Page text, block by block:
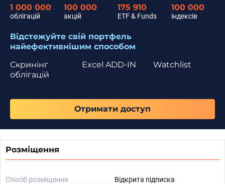
1 000 000
облігацій
100 000
акцій
175 910
ETF & Funds
100 000
індексів
Відстежуйте свій портфель
найефективнішим способом
Скринінг
облігацій
Watchlist
Excel ADD-IN
Отримати доступ
Розміщення
Спосіб розміщення
Відкрита підписка